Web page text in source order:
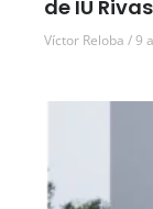
de IU Rivas
Víctor Reloba 9